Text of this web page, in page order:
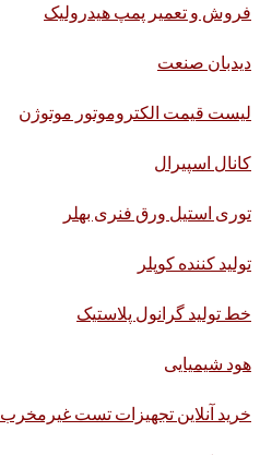
فروش و تعمیر پمپ هیدرولیک
دیدبان صنعت
لیست قیمت الکتروموتور موتوژن
کانال اسپیرال
توری استیل ورق فنری بهلر
تولید کننده کوپلر
خط تولید گرانول پلاستیک
هود شیمیایی
خرید آنلاین تجهیزات تست غیرمخرب NDT